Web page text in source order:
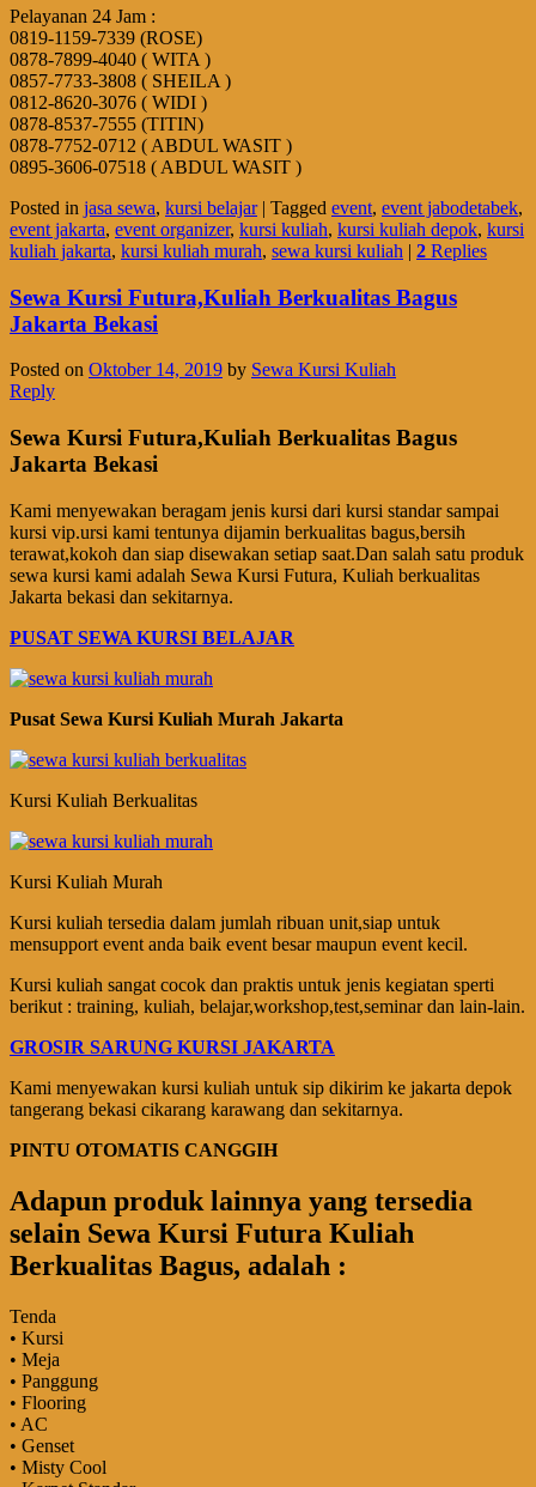
Pelayanan 24 Jam :
0819-1159-7339 (ROSE)
0878-7899-4040 ( WITA )
0857-7733-3808 ( SHEILA )
0812-8620-3076 ( WIDI )
0878-8537-7555 (TITIN)
0878-7752-0712 ( ABDUL WASIT )
0895-3606-07518 ( ABDUL WASIT )
Posted in jasa sewa, kursi belajar | Tagged event, event jabodetabek,
event jakarta, event organizer, kursi kuliah, kursi kuliah depok, kursi
kuliah jakarta, kursi kuliah murah, sewa kursi kuliah | 2 Replies
Sewa Kursi Futura,Kuliah Berkualitas Bagus
Jakarta Bekasi
Posted on Oktober 14, 2019 by Sewa Kursi Kuliah
Reply
Sewa Kursi Futura,Kuliah Berkualitas Bagus
Jakarta Bekasi
Kami menyewakan beragam jenis kursi dari kursi standar sampai
kursi vip.ursi kami tentunya dijamin berkualitas bagus,bersih
terawat,kokoh dan siap disewakan setiap saat.Dan salah satu produk
sewa kursi kami adalah Sewa Kursi Futura, Kuliah berkualitas
Jakarta bekasi dan sekitarnya.
PUSAT SEWA KURSI BELAJAR
Pusat Sewa Kursi Kuliah Murah Jakarta
Kursi Kuliah Berkualitas
Kursi Kuliah Murah
Kursi kuliah tersedia dalam jumlah ribuan unit,siap untuk
mensupport event anda baik event besar maupun event kecil.
Kursi kuliah sangat cocok dan praktis untuk jenis kegiatan sperti
berikut : training, kuliah, belajar,workshop,test,seminar dan lain-lain.
GROSIR SARUNG KURSI JAKARTA
Kami menyewakan kursi kuliah untuk sip dikirim ke jakarta depok
tangerang bekasi cikarang karawang dan sekitarnya.
PINTU OTOMATIS CANGGIH
Adapun produk lainnya yang tersedia
selain Sewa Kursi Futura Kuliah
Berkualitas Bagus, adalah :
Tenda
• Kursi
• Meja
• Panggung
• Flooring
• AC
• Genset
• Misty Cool